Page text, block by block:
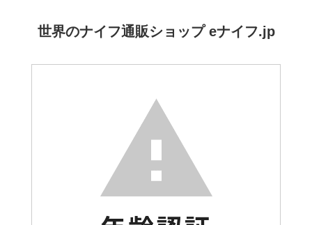
世界のナイフ通販ショップ eナイフ.jp